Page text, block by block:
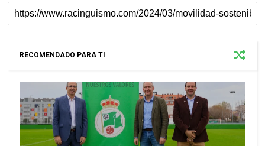
RECOMENDADO PARA TI